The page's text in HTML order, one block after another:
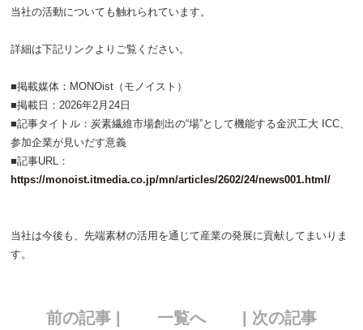
当社の活動についても触れられています。
詳細は下記リンクよりご覧ください。
■掲載媒体：MONOist（モノイスト）
■掲載日：2026年2月24日
■記事タイトル：炭素繊維市場創出の“場”として機能する金沢工大 ICC、
参加企業が見いだす意義
■記事URL：
https://monoist.itmedia.co.jp/mn/articles/2602/24/news001.html/
当社は今後も、先端素材の活用を通じて産業の発展に貢献してまいりま
す。
前の記事 | 一覧へ | 次の記事